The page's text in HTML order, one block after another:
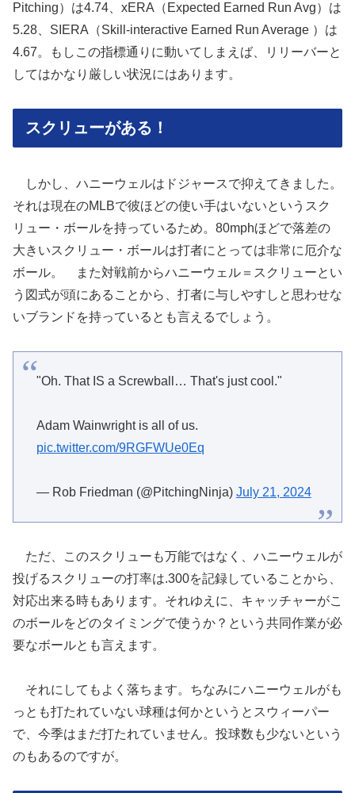
Pitching）は4.74、xERA（Expected Earned Run Avg）は
5.28、SIERA（Skill-interactive Earned Run Average ）は
4.67。もしこの指標通りに動いてしまえば、リリーバーと
してはかなり厳しい状況にはあります。
スクリューがある！
しかし、ハニーウェルはドジャースで抑えてきました。
それは現在のMLBで彼ほどの使い手はいないというスク
リュー・ボールを持っているため。80mphほどで落差の
大きいスクリュー・ボールは打者にとっては非常に厄介な
ボール。 また対戦前からハニーウェル＝スクリューとい
う図式が頭にあることから、打者に与しやすしと思わせな
いブランドを持っているとも言えるでしょう。
"Oh. That IS a Screwball… That's just cool."
Adam Wainwright is all of us.
pic.twitter.com/9RGFWUe0Eq
— Rob Friedman (@PitchingNinja) July 21, 2024
ただ、このスクリューも万能ではなく、ハニーウェルが
投げるスクリューの打率は.300を記録していることから、
対応出来る時もあります。それゆえに、キャッチャーがこ
のボールをどのタイミングで使うか？という共同作業が必
要なボールとも言えます。
それにしてもよく落ちます。ちなみにハニーウェルがも
っとも打たれていない球種は何かというとスウィーパー
で、今季はまだ打たれていません。投球数も少ないという
のもあるのですが。